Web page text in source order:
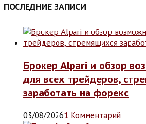
ПОСЛЕДНИЕ ЗАПИСИ
Брокер Alpari и обзор
для всех трейдеров,
заработать на форекс
03/08/20261 Комментарий